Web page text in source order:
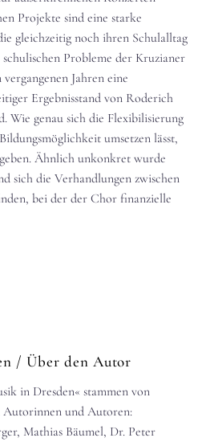
Projekte sind eine starke
gleichzeitig noch ihren Schulalltag
Probleme der Kruzianer
Jahren eine
Ergebnisstand von Roderich
Wie genau sich die Flexibilisierung
umsetzen lässt,
Ähnlich unkonkret wurde
sich die Verhandlungen zwischen
bei der der Chor finanzielle
/ Über den Autor
in Dresden« stammen von
Autorinnen und Autoren:
Mathias Bäumel, Dr. Peter